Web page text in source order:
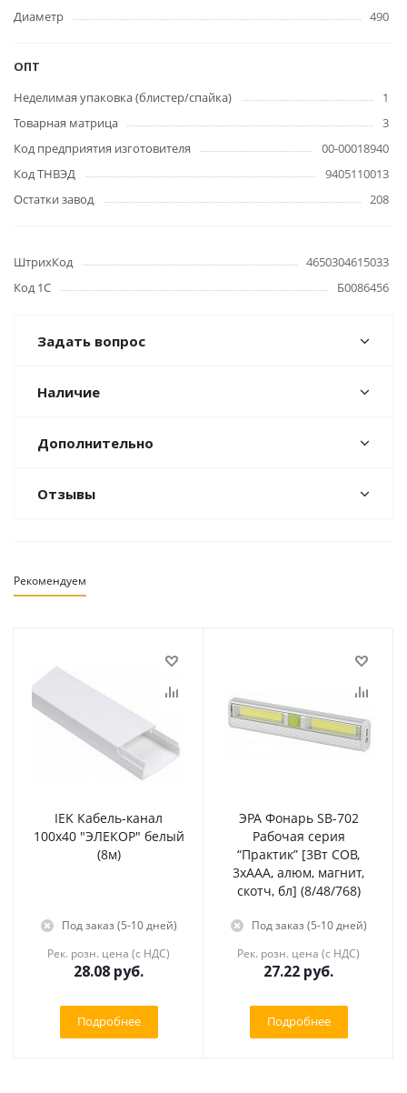
Диаметр
490
ОПТ
Неделимая упаковка (блистер/спайка)
1
Товарная матрица
3
Код предприятия изготовителя
00-00018940
Код ТНВЭД
9405110013
Остатки завод
208
ШтрихКод
4650304615033
Код 1С
Б0086456
Задать вопрос
Наличие
Дополнительно
Отзывы
Рекомендуем
IEK Кабель-канал
100х40 "ЭЛЕКОР" белый
(8м)
Под заказ (5-10 дней)
Рек. розн. цена (с НДС)
28.08 руб.
Подробнее
ЭРА Фонарь SB-702
Рабочая серия
“Практик” [3Вт COB,
3хААА, алюм, магнит,
скотч, бл] (8/48/768)
Под заказ (5-10 дней)
Рек. розн. цена (с НДС)
27.22 руб.
Подробнее